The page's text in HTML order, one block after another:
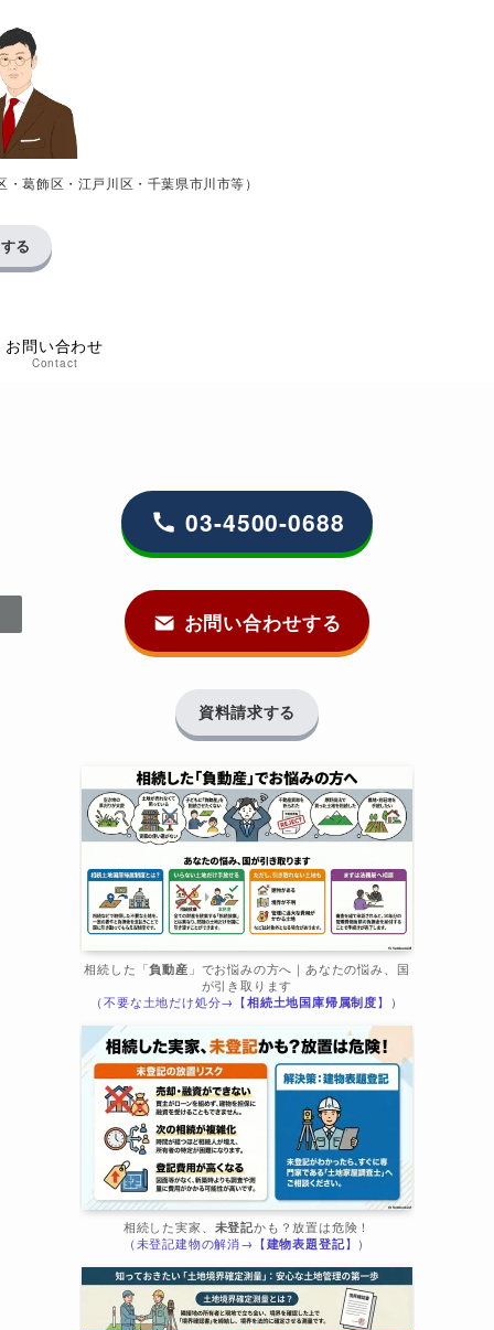
葛飾区・江戸川区・千葉県市川市等）
お問い合わせ
Contact
る
03-4500-0688
お問い合わせする
資料請求する
相続した「負動産 」でお悩みの方へ｜あなたの悩み、国
が引き取ります
（不要な土地だけ処分→【相続土地国庫帰属制度】）
相続した実家、 未登記かも？放置は危険！
（未登記建物の解消→【建物表題登記】）